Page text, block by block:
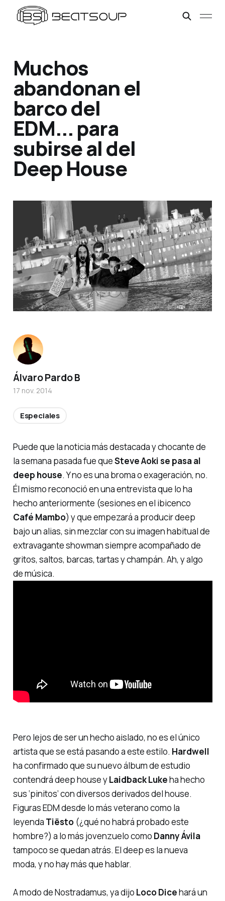
Muchos
abandonan el
barco del
EDM... para
subirse al del
Deep House
Puede que la noticia más destacada y chocante de
la semana pasada fue queSteve Aoki se pasa al
deep house. Y no es una broma o exageración, no.
Él mismo reconoció en una entrevista que lo ha
hecho anteriormente (sesiones en el ibicenco
Café Mambo) y que empezará a producirdeep
bajo un alias, sin mezclar con su imagen habitual de
extravaganteshowmansiempre acompañado de
gritos, saltos, barcas, tartas y champán. Ah, y algo
de música.
Pero lejos de ser un hecho aislado, no es el único
artista que se está pasando a este estilo. Hardwell
ha confirmado que su nuevo álbum de estudio
contendrá deep house yLaidback Lukeha hecho
sus ‘pinitos’ con diversos derivados del house.
Figuras EDM desde lo más veterano como la
leyenda Tiësto(¿qué no habrá probado este
hombre?) a lo más jovenzuelo como Danny Ávila
tampoco se quedan atrás. Eldeepes la nueva
moda, y no hay más que hablar.
A modo de Nostradamus, ya dijo Loco Dicehará un
Álvaro Pardo B
17 nov. 2014
Especiales